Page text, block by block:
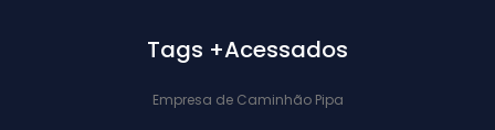
Tags +Acessados
Empresa de Caminhão Pipa